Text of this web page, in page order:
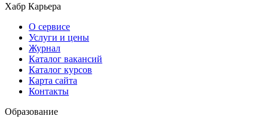
Хабр Карьера
О сервисе
Услуги и цены
Журнал
Каталог вакансий
Каталог курсов
Карта сайта
Контакты
Образование